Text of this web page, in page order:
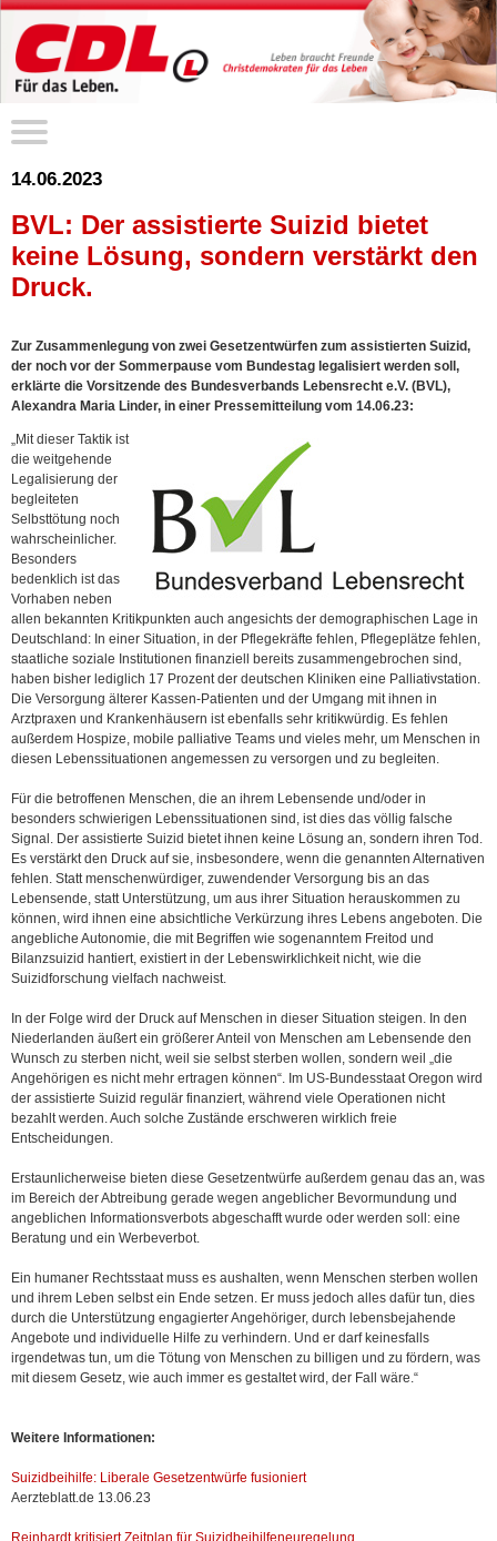
14.06.2023
BVL: Der assistierte Suizid bietet
keine Lösung, sondern verstärkt den
Druck.
Zur Zusammenlegung von zwei Gesetzentwürfen zum assistierten Suizid,
der noch vor der Sommerpause vom Bundestag legalisiert werden soll,
erklärte die Vorsitzende des Bundesverbands Lebensrecht e.V. (BVL),
Alexandra Maria Linder, in einer Pressemitteilung vom 14.06.23:
„Mit dieser Taktik ist
die weitgehende
Legalisierung der
begleiteten
Selbsttötung noch
wahrscheinlicher.
Besonders
bedenklich ist das
Vorhaben neben
allen bekannten Kritikpunkten auch angesichts der demographischen Lage in
Deutschland: In einer Situation, in der Pflegekräfte fehlen, Pflegeplätze fehlen,
staatliche soziale Institutionen finanziell bereits zusammengebrochen sind,
haben bisher lediglich 17 Prozent der deutschen Kliniken eine Palliativstation.
Die Versorgung älterer Kassen-Patienten und der Umgang mit ihnen in
Arztpraxen und Krankenhäusern ist ebenfalls sehr kritikwürdig. Es fehlen
außerdem Hospize, mobile palliative Teams und vieles mehr, um Menschen in
diesen Lebenssituationen angemessen zu versorgen und zu begleiten.
Für die betroffenen Menschen, die an ihrem Lebensende und/oder in
besonders schwierigen Lebenssituationen sind, ist dies das völlig falsche
Signal. Der assistierte Suizid bietet ihnen keine Lösung an, sondern ihren Tod.
Es verstärkt den Druck auf sie, insbesondere, wenn die genannten Alternativen
fehlen. Statt menschenwürdiger, zuwendender Versorgung bis an das
Lebensende, statt Unterstützung, um aus ihrer Situation herauskommen zu
können, wird ihnen eine absichtliche Verkürzung ihres Lebens angeboten. Die
angebliche Autonomie, die mit Begriffen wie sogenanntem Freitod und
Bilanzsuizid hantiert, existiert in der Lebenswirklichkeit nicht, wie die
Suizidforschung vielfach nachweist.
In der Folge wird der Druck auf Menschen in dieser Situation steigen. In den
Niederlanden äußert ein größerer Anteil von Menschen am Lebensende den
Wunsch zu sterben nicht, weil sie selbst sterben wollen, sondern weil „die
Angehörigen es nicht mehr ertragen können“. Im US-Bundesstaat Oregon wird
der assistierte Suizid regulär finanziert, während viele Operationen nicht
bezahlt werden. Auch solche Zustände erschweren wirklich freie
Entscheidungen.
Erstaunlicherweise bieten diese Gesetzentwürfe außerdem genau das an, was
im Bereich der Abtreibung gerade wegen angeblicher Bevormundung und
angeblichen Informationsverbots abgeschafft wurde oder werden soll: eine
Beratung und ein Werbeverbot.
Ein humaner Rechtsstaat muss es aushalten, wenn Menschen sterben wollen
und ihrem Leben selbst ein Ende setzen. Er muss jedoch alles dafür tun, dies
durch die Unterstützung engagierter Angehöriger, durch lebensbejahende
Angebote und individuelle Hilfe zu verhindern. Und er darf keinesfalls
irgendetwas tun, um die Tötung von Menschen zu billigen und zu fördern, was
mit diesem Gesetz, wie auch immer es gestaltet wird, der Fall wäre.“
Weitere Informationen:
Suizidbeihilfe: Liberale Gesetzentwürfe fusioniert
Aerzteblatt.de 13.06.23